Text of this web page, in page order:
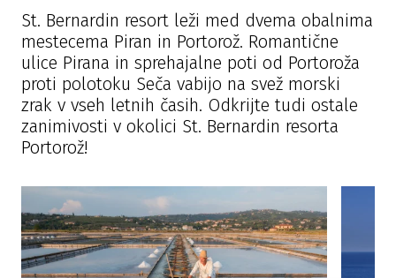
St. Bernardin resort leži med dvema obalnima
mestecema Piran in Portorož. Romantične
ulice Pirana in sprehajalne poti od Portoroža
proti polotoku Seča vabijo na svež morski
zrak v vseh letnih časih. Odkrijte tudi ostale
zanimivosti v okolici St. Bernardin resorta
Portorož!